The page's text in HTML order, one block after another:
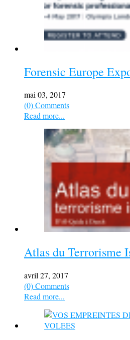
Forensic Europe
mai 03, 2017
(0) Comments
Read more...
Atlas du Terrorisme
avril 27, 2017
(0) Comments
Read more...